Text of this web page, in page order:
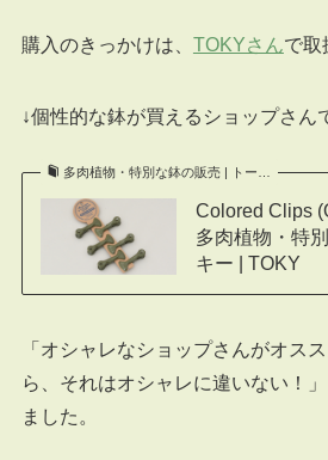
購入のきっかけは、 TOKYさんで取
↓個性的な鉢が買えるショップさん
多肉植物・特別な鉢の販売 | トー…
Colored Clips
多肉植物・特
キー | TOKY
「オシャレなショップさんがオス
ら、それはオシャレに違いない！
ました。